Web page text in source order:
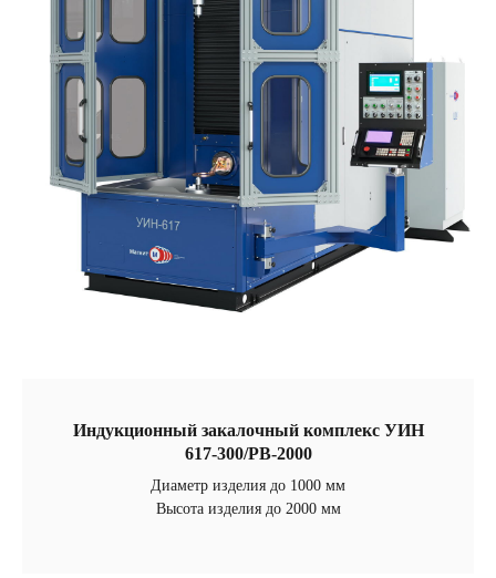
Индукционный закалочный комплекс УИН
617-300/РВ-2000
Диаметр изделия до 1000 мм
Высота изделия до 2000 мм